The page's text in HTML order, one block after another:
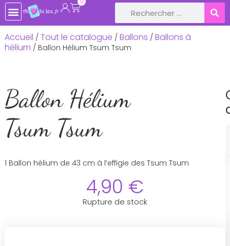
Accueil / Tout le catalogue / Ballons / Ballons à
hélium / Ballon Hélium Tsum Tsum
Ballon Hélium
Tsum Tsum
1 Ballon hélium de 43 cm à l’effigie des Tsum Tsum
4,90 €
Rupture de stock